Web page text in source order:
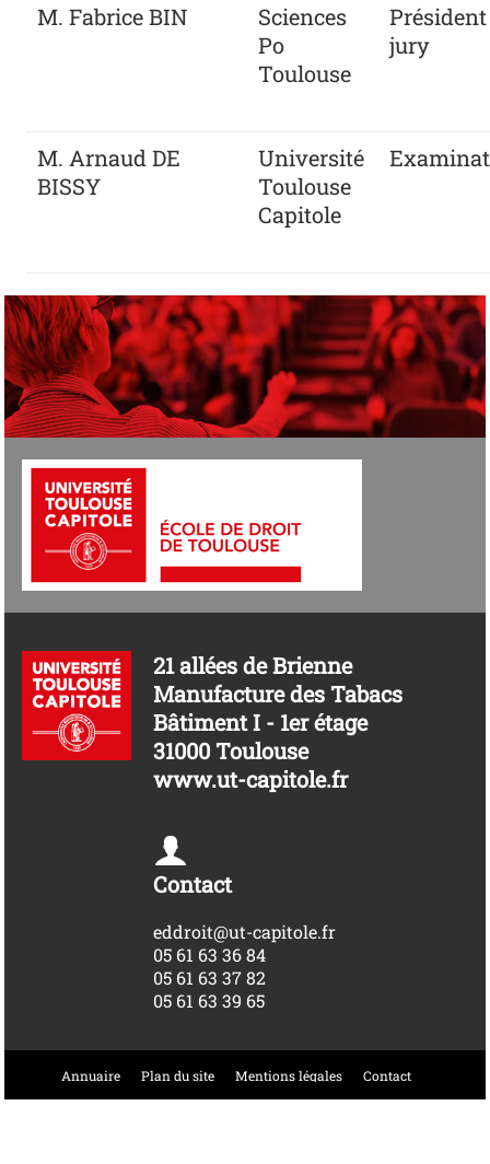
M. Fabrice BIN
Sciences
Po
Toulouse
jury
M. Arnaud DE
BISSY
Université
Toulouse
Capitole
21 allées de Brienne
Manufacture des Tabacs
Bâtiment I - 1er étage
31000 Toulouse
www.ut-capitole.fr
Contact
eddroit@ut-capitole.fr
05 61 63 36 84
05 61 63 37 82
05 61 63 39 65
Annuaire Plan du site Mentions légales Contact